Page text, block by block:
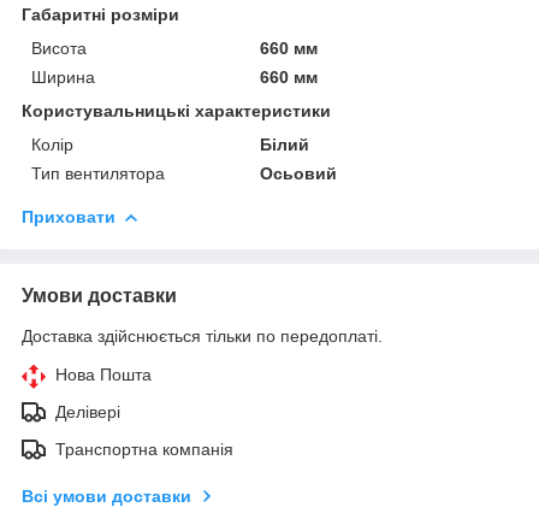
Габаритні розміри
Висота
660 мм
Ширина
660 мм
Користувальницькі характеристики
Колір
Білий
Тип вентилятора
Осьовий
Приховати
Умови доставки
Доставка здійснюється тільки по передоплаті.
Нова Пошта
Делівері
Транспортна компанія
Всі умови доставки